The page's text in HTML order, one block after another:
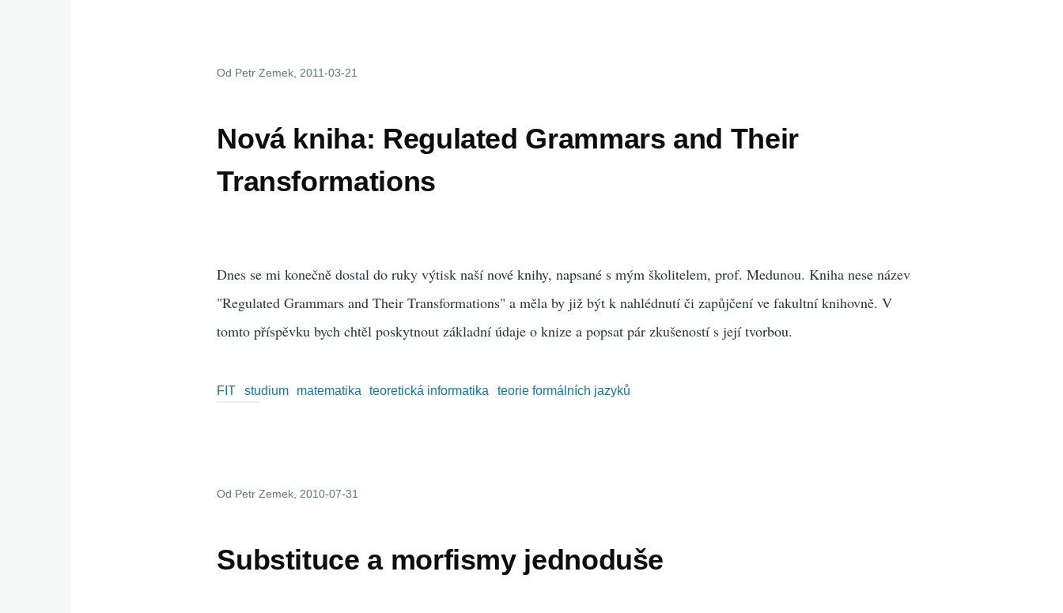
Od Petr Zemek , 2011-03-21
Nová kniha: Regulated Grammars and Their
Transformations
Dnes se mi konečně dostal do ruky výtisk naší nové knihy, napsané s mým školitelem, prof. Medunou. Kniha nese název
"Regulated Grammars and Their Transformations" a měla by již být k nahlédnutí či zapůjčení ve fakultní knihovně. V
tomto příspěvku bych chtěl poskytnout základní údaje o knize a popsat pár zkušeností s její tvorbou.
FIT studium matematika teoretická informatika teorie formálních jazyků
Od Petr Zemek , 2010-07-31
Substituce a morfismy jednoduše